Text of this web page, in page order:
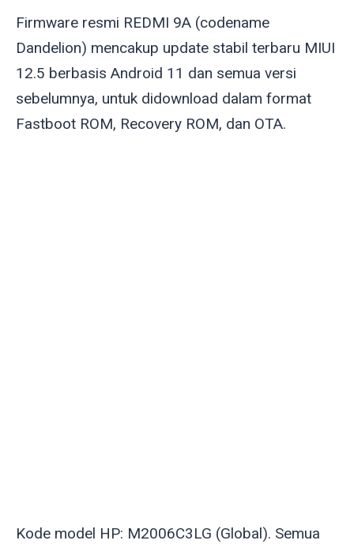
Firmware resmi REDMI 9A (codename
Dandelion) mencakup update stabil terbaru MIUI
12.5 berbasis Android 11 dan semua versi
sebelumnya, untuk didownload dalam format
Fastboot ROM, Recovery ROM, dan OTA.
Kode model HP: M2006C3LG (Global). Semua